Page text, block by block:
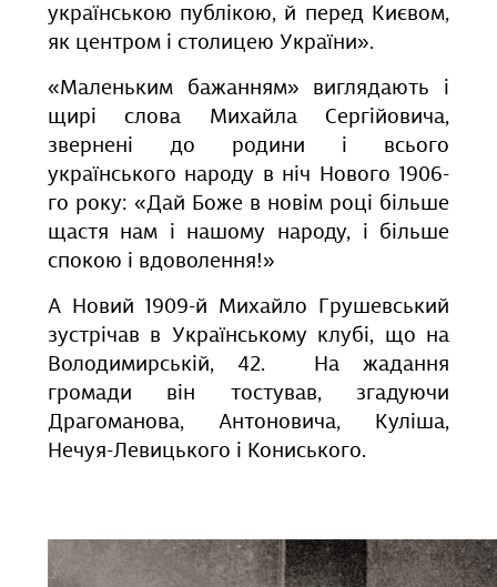
українською публікою, й перед Києвом,
як центром і столицею України».
«Маленьким бажанням» виглядають і
щирі слова Михайла Сергійовича,
звернені до родини і всього
українського народу в ніч Нового 1906-
го року: «Дай Боже в новім році більше
щастя нам і нашому народу, і більше
спокою і вдоволення!»
А Новий 1909-й Михайло Грушевський
зустрічав в Українському клубі, що на
Володимирській, 42. На жадання
громади він тостував, згадуючи
Драгоманова, Антоновича, Куліша,
Нечуя-Левицького і Кониського.